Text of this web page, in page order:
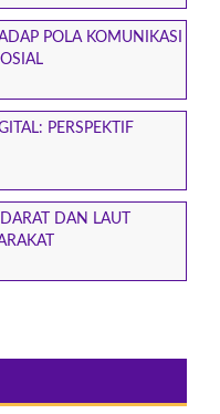
POLA KOMUNIKASI
PERSPEKTIF
DAN LAUT